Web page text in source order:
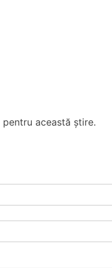
această știre.